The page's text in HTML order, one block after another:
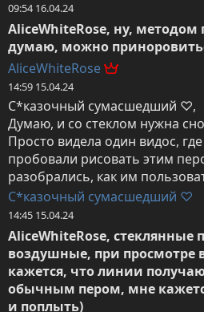
09:54 16.04.24
AliceWhiteRose, ну,
думаю, можно
AliceWhiteRose
14:59 15.04.24
С*казочный сумасшедший ♡,
Думаю, и со стеклом нужна
Просто видела один видос,
пробовали рисовать этим
разобрались, как им
С*казочный сумасшедший ♡
14:45 15.04.24
AliceWhiteRose, стеклянные
воздушные, при просмотре
кажется, что линии
обычным пером, мне
и поплыть)